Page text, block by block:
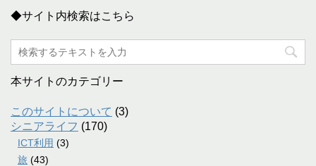
◆サイト内検索はこちら
本サイトのカテゴリー
このサイトについて (3)
シニアライフ (170)
ICT利用 (3)
旅 (43)